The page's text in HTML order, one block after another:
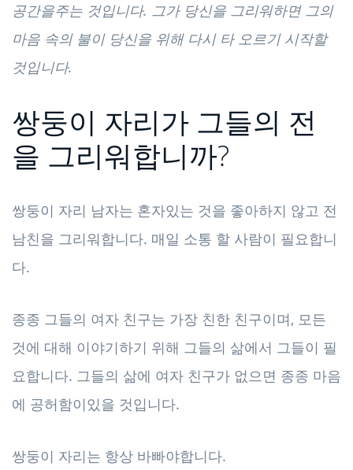
공간을주는 것입니다. 그가 당신을 그리워하면 그의
마음 속의 불이 당신을 위해 다시 타 오르기 시작할
것입니다.
쌍둥이 자리가 그들의 전
을 그리워합니까?
쌍둥이 자리 남자는 혼자있는 것을 좋아하지 않고 전
남친을 그리워합니다. 매일 소통 할 사람이 필요합니
다.
종종 그들의 여자 친구는 가장 친한 친구이며, 모든
것에 대해 이야기하기 위해 그들의 삶에서 그들이 필
요합니다. 그들의 삶에 여자 친구가 없으면 종종 마음
에 공허함이있을 것입니다.
쌍둥이 자리는 항상 바빠야합니다.